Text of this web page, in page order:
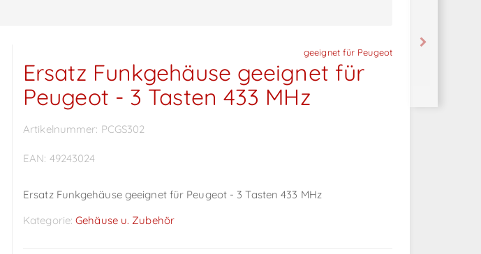
geeignet für Peugeot
Ersatz Funkgehäuse geeignet für
Peugeot - 3 Tasten 433 MHz
Artikelnummer: PCGS302
EAN: 49243024
Ersatz Funkgehäuse geeignet für Peugeot - 3 Tasten 433 MHz
Kategorie:Gehäuse u. Zubehör